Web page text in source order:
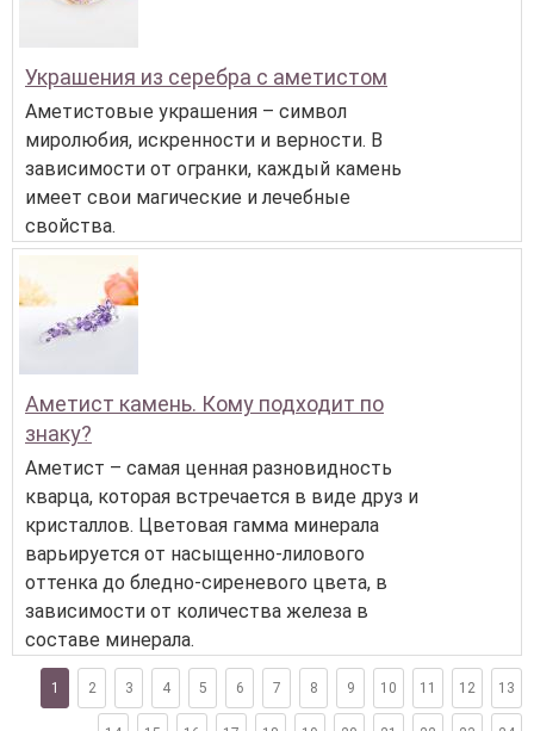
Украшения из серебра с аметистом
Аметистовые украшения – символ
миролюбия, искренности и верности. В
зависимости от огранки, каждый камень
имеет свои магические и лечебные
свойства.
Аметист камень. Кому подходит по
знаку?
Аметист – самая ценная разновидность
кварца, которая встречается в виде друз и
кристаллов. Цветовая гамма минерала
варьируется от насыщенно-лилового
оттенка до бледно-сиреневого цвета, в
зависимости от количества железа в
составе минерала.
1 2 3 4 5 6 7 8 9 10 11 12 13